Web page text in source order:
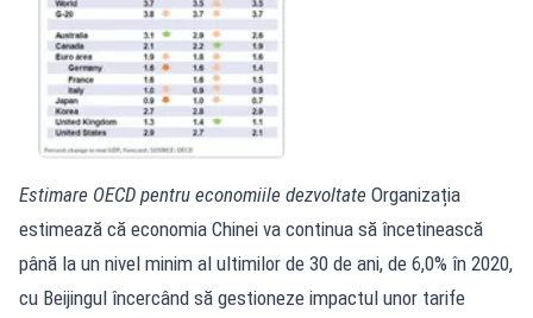
Estimare OECD pentru economiile dezvoltate Organizația
estimează că economia Chinei va continua să încetinească
până la un nivel minim al ultimilor de 30 de ani, de 6,0% în 2020,
cu Beijingul încercând să gestioneze impactul unor tarife